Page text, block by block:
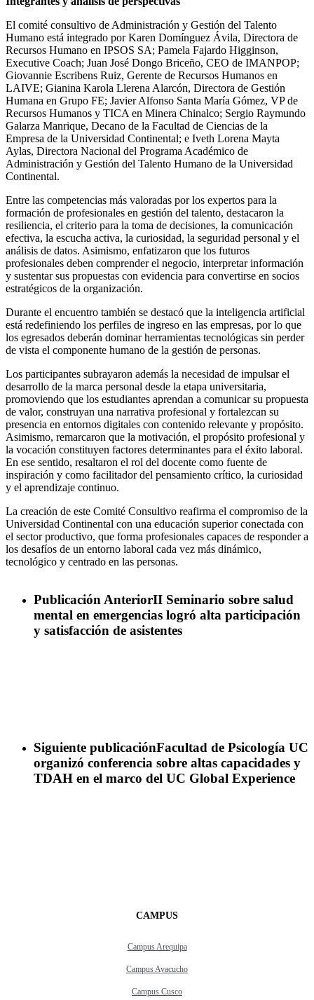
El comité consultivo de Administración y Gestión del Talento
Humano está integrado por Karen Domínguez Ávila, Directora de
Recursos Humano en IPSOS SA; Pamela Fajardo Higginson,
Executive Coach; Juan José Dongo Briceño, CEO de IMANPOP;
Giovannie Escribens Ruiz, Gerente de Recursos Humanos en
LAIVE; Gianina Karola Llerena Alarcón, Directora de Gestión
Humana en Grupo FE; Javier Alfonso Santa María Gómez, VP de
Recursos Humanos y TICA en Minera Chinalco; Sergio Raymundo
Galarza Manrique, Decano de la Facultad de Ciencias de la
Empresa de la Universidad Continental; e Iveth Lorena Mayta
Aylas, Directora Nacional del Programa Académico de
Administración y Gestión del Talento Humano de la Universidad
Continental.
Entre las competencias más valoradas por los expertos para la
formación de profesionales en gestión del talento, destacaron la
resiliencia, el criterio para la toma de decisiones, la comunicación
efectiva, la escucha activa, la curiosidad, la seguridad personal y el
análisis de datos. Asimismo, enfatizaron que los futuros
profesionales deben comprender el negocio, interpretar información
y sustentar sus propuestas con evidencia para convertirse en socios
estratégicos de la organización.
Durante el encuentro también se destacó que la inteligencia artificial
está redefiniendo los perfiles de ingreso en las empresas, por lo que
los egresados deberán dominar herramientas tecnológicas sin perder
de vista el componente humano de la gestión de personas.
Los participantes subrayaron además la necesidad de impulsar el
desarrollo de la marca personal desde la etapa universitaria,
promoviendo que los estudiantes aprendan a comunicar su propuesta
de valor, construyan una narrativa profesional y fortalezcan su
presencia en entornos digitales con contenido relevante y propósito.
Asimismo, remarcaron que la motivación, el propósito profesional y
la vocación constituyen factores determinantes para el éxito laboral.
En ese sentido, resaltaron el rol del docente como fuente de
inspiración y como facilitador del pensamiento crítico, la curiosidad
y el aprendizaje continuo.
La creación de este Comité Consultivo reafirma el compromiso de la
Universidad Continental con una educación superior conectada con
el sector productivo, que forma profesionales capaces de responder a
los desafíos de un entorno laboral cada vez más dinámico,
tecnológico y centrado en las personas.
Publicación AnteriorII Seminario sobre salud
mental en emergencias logró alta participación
y satisfacción de asistentes
Siguiente publicaciónFacultad de Psicología UC
organizó conferencia sobre altas capacidades y
TDAH en el marco del UC Global Experience
CAMPUS
Campus Arequipa
Campus Ayacucho
Campus Cusco